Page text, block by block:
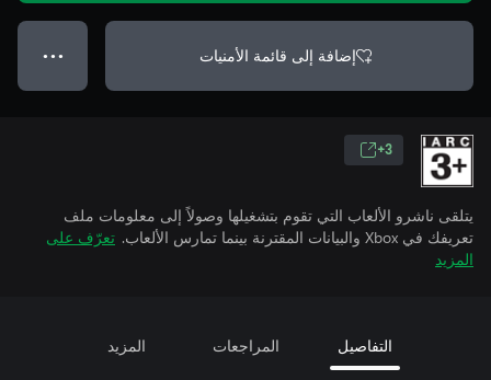
إضافة إلى قائمة الأمنيات ● ● ●
3+
يتلقى ناشرو الألعاب التي تقوم بتشغيلها وصولاً إلى معلومات ملف
تعريفك في Xbox والبيانات المقترنة بينما تمارس الألعاب.
تعرّف على
المزيد
التفاصيل المراجعات المزيد